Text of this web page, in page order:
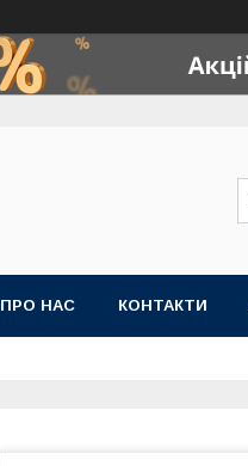
ПРО НАС КОНТАКТИ